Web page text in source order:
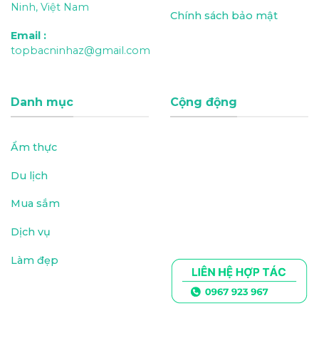
Ninh, Việt Nam
Email :
topbacninhaz@gmail.com
Chính sách bảo mật
Danh mục
Ẩm thực
Du lịch
Mua sắm
Dịch vụ
Làm đẹp
Cộng động